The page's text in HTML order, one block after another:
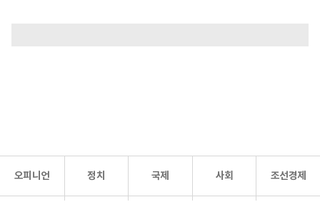
오피니언 정치 국제 사회 조선경제